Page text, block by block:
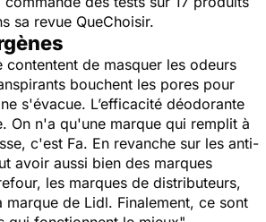
sa revue QueChoisir.
contentent de masquer les odeurs
bouchent les pores pour
s'évacue. L’efficacité déodorante
On n'a qu'une marque qui remplit à
c'est Fa. En revanche sur les anti-
avoir aussi bien des marques
les marques de distributeurs,
de Lidl. Finalement, ce sont